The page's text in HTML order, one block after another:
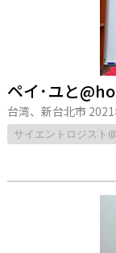
ペイ･ユと
台湾、新台北市
サイエントロジスト